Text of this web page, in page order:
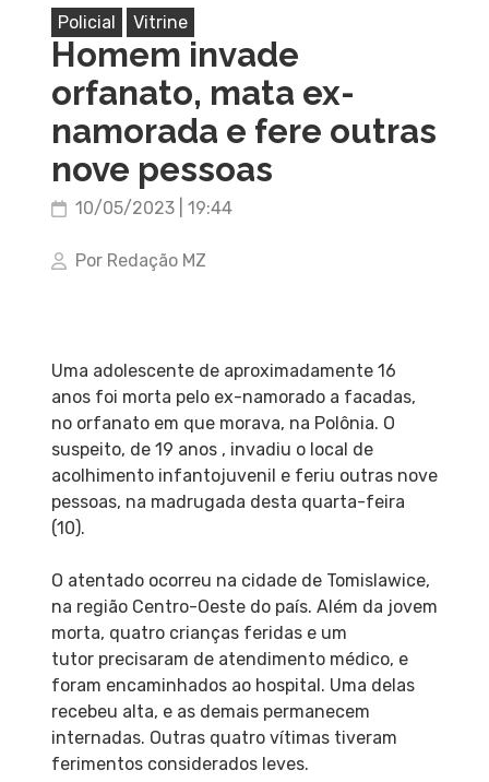
Policial Vitrine
Homem invade
orfanato, mata ex-
namorada e fere outras
nove pessoas
10/05/2023 | 19:44
Por Redação MZ
Uma adolescente de aproximadamente 16
anos foi morta pelo ex-namorado a facadas,
no orfanato em que morava, na Polônia. O
suspeito, de 19 anos , invadiu o local de
acolhimento infantojuvenil e feriu outras nove
pessoas, na madrugada desta quarta-feira
(10).
O atentado ocorreu na cidade de Tomislawice,
na região Centro-Oeste do país. Além da jovem
morta, quatro crianças feridas e um
tutor precisaram de atendimento médico, e
foram encaminhados ao hospital. Uma delas
recebeu alta, e as demais permanecem
internadas. Outras quatro vítimas tiveram
ferimentos considerados leves.